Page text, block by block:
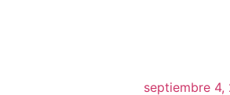
septiembre 4,